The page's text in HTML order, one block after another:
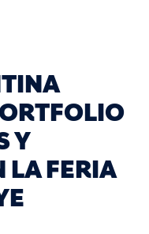
Y
LA FERIA